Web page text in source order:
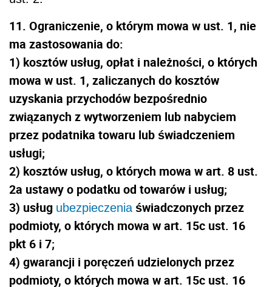
11. Ograniczenie, o którym mowa w ust. 1, nie
ma zastosowania do:
1) kosztów usług, opłat i należności, o których
mowa w ust. 1, zaliczanych do kosztów
uzyskania przychodów bezpośrednio
związanych z wytworzeniem lub nabyciem
przez podatnika towaru lub świadczeniem
usługi;
2) kosztów usług, o których mowa w art. 8 ust.
2a ustawy o podatku od towarów i usług;
3) usług ubezpieczeniaświadczonych przez
podmioty, o których mowa w art. 15c ust. 16
pkt 6 i 7;
4) gwarancji i poręczeń udzielonych przez
podmioty, o których mowa w art. 15c ust. 16